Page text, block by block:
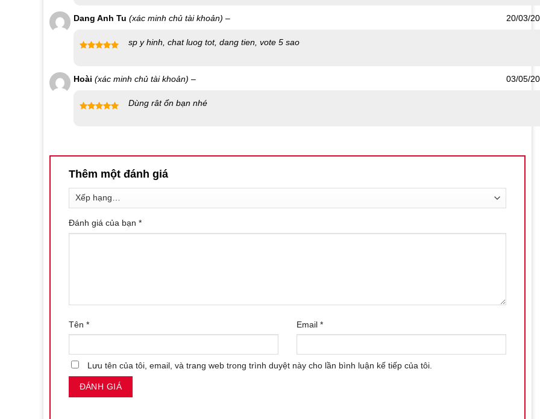
sao
sao
Dang Anh Tu (xác minh chủ tài khoản) – 20/03/
sp y hinh, chat luog tot, dang tien, vote 5 sao
Hoài (xác minh chủ tài khoản) – 03/05/
Dùng rât ổn bạn nhé
Thêm một đánh giá
Đánh giá của bạn *
Tên * Email *
Lưu tên của tôi, email, và trang web trong trình duyệt này cho lần bình luận kế tiếp của tôi.